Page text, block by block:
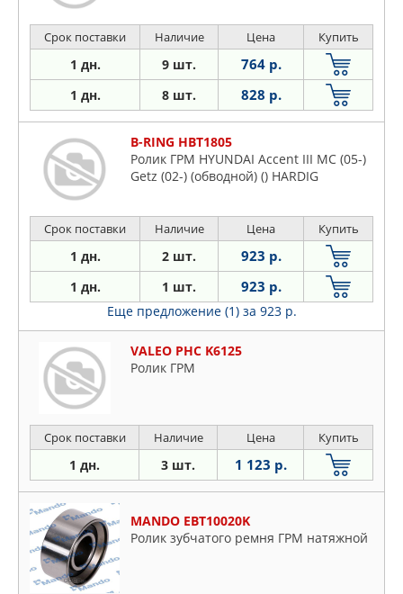
Срок поставки Наличие Цена Купить
1 дн. 9 шт. 764 р.
1 дн. 8 шт. 828 р.
B-RING HBT1805
Ролик ГРМ HYUNDAI Accent III MC (05-)
Getz (02-) (обводной) () HARDIG
Срок поставки Наличие Цена Купить
1 дн. 2 шт. 923 р.
1 дн. 1 шт. 923 р.
Еще предложение (1) за 923 р.
VALEO PHC K6125
Ролик ГРМ
Срок поставки Наличие Цена Купить
1 дн. 3 шт. 1 123 р.
MANDO EBT10020K
Ролик зубчатого ремня ГРМ натяжной